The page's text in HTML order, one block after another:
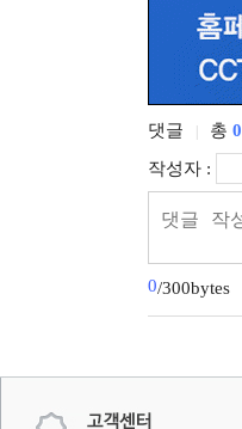
댓글 총 0
작성자 :
0/300bytes